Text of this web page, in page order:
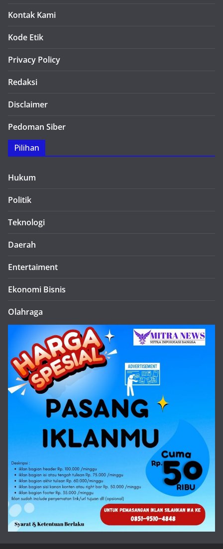
Kontak Kami
Kode Etik
Privacy Policy
Redaksi
Disclaimer
Pedoman Siber
Pilihan
Hukum
Politik
Teknologi
Daerah
Entertaiment
Ekonomi Bisnis
Olahraga